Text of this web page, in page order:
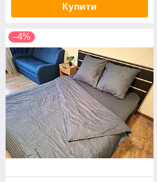
Купити
–4%